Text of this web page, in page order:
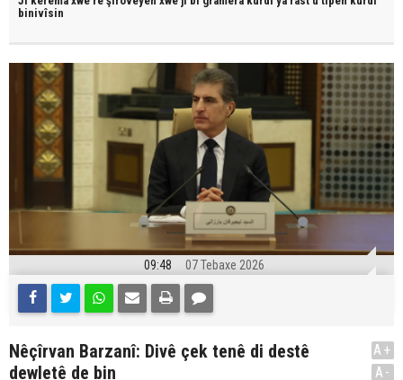
binivîsin
09:48 07 Tebaxe 2026
Nêçîrvan Barzanî: Divê çek tenê di destê
dewletê de bin
A+
A-